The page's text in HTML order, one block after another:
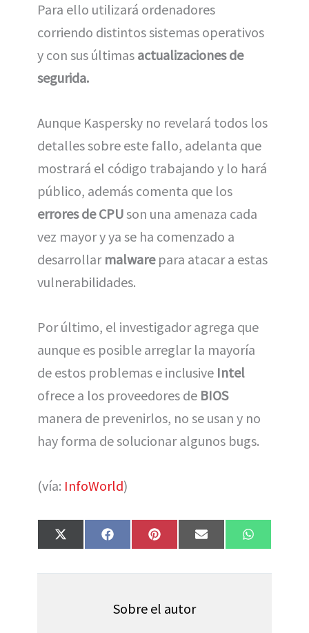
Para ello utilizará ordenadores
corriendo distintos sistemas operativos
y con sus últimas actualizaciones de
segurida.
Aunque Kaspersky no revelará todos los
detalles sobre este fallo, adelanta que
mostrará el código trabajando y lo hará
público, además comenta que los
errores de CPUson una amenaza cada
vez mayor y ya se ha comenzado a
desarrollarmalware para atacar a estas
vulnerabilidades.
Por último, el investigador agrega que
aunque es posible arreglar la mayoría
de estos problemas e inclusive Intel
ofrece a los proveedores de BIOS
manera de prevenirlos, no se usan y no
hay forma de solucionar algunos bugs.
(vía: InfoWorld)
Compartir
en
X
(
w
Compartir
en
F
a
e
o
k
Compartir
en
P
i
t
e
s
Compartir
en
E
m
i
Compartir
en
W
h
t
Sobre el autor